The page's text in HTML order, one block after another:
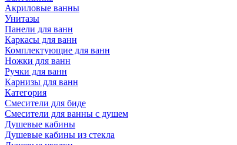
Акриловые ванны
Унитазы
Панели для ванн
Каркасы для ванн
Комплектующие для ванн
Ножки для ванн
Ручки для ванн
Карнизы для ванн
Категория
Смесители для биде
Смесители для ванны с душем
Душевые кабины
Душевые кабины из стекла